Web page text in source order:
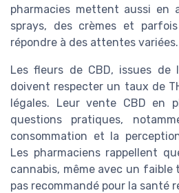
pharmacies mettent aussi en
sprays, des crèmes et
répondre à des attentes variées.
Les fleurs de CBD, issues de
doivent respecter un taux de
légales. Leur vente CBD en
questions pratiques,
consommation et la
Les pharmaciens rappellent
cannabis, même avec un faible
pas recommandé pour la santé